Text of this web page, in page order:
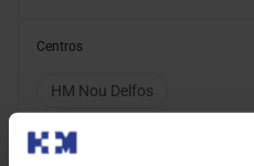
Centros
HM Nou Delfos